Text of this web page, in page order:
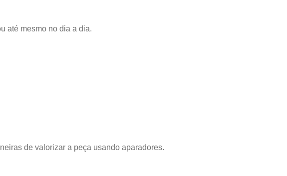
até mesmo no dia a dia.
de valorizar a peça usando aparadores.